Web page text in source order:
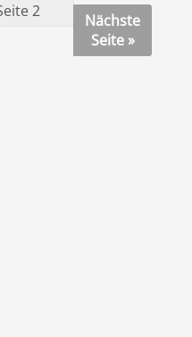
Nächste
Seite »